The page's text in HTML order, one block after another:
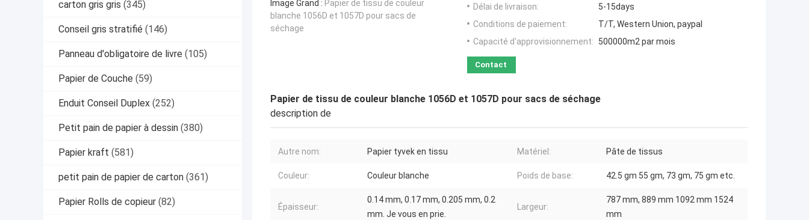
carton gris gris (345)
Conseil gris stratifié (146)
Panneau d'obligatoire de livre (105)
Papier de Couche (59)
Enduit Conseil Duplex (252)
Petit pain de papier à dessin (380)
Papier kraft (581)
petit pain de papier de carton (361)
Papier Rolls de copieur (82)
Image Grand : Papier de tissu de couleur
blanche 1056D et 1057D pour sacs de
séchage
Délai de livraison:
5-15days
Conditions de paiement:
T/T, Western Union, paypal
Capacité d'approvisionnement:
500000m2 par mois
Contact
Papier de tissu de couleur blanche 1056D et 1057D pour sacs de séchage
description de
Autre nom: Papier tyvek en tissu Matériel: Pâte de tissus
Couleur: Couleur blanche Poids de base: 42.5 gm 55 gm, 73 gm, 75 gm etc.
Épaisseur:
0.14 mm, 0.17 mm, 0.205 mm, 0.2
mm. Je vous en prie.
Largeur:
787 mm, 889 mm 1092 mm 1524
mm